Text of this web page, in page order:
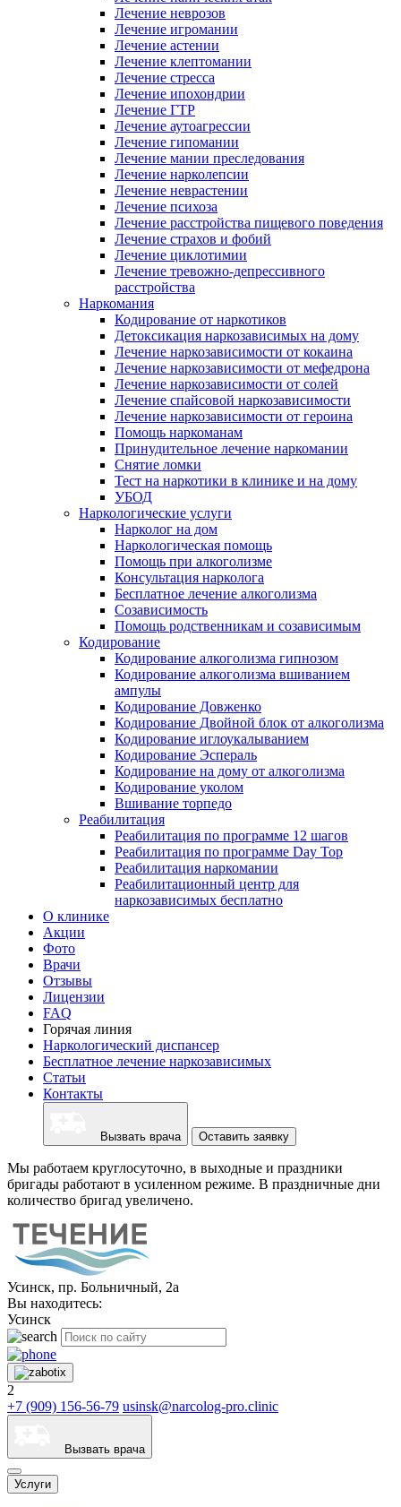
Лечение неврозов
Лечение игромании
Лечение астении
Лечение клептомании
Лечение стресса
Лечение ипохондрии
Лечение ГТР
Лечение аутоагрессии
Лечение гипомании
Лечение мании преследования
Лечение нарколепсии
Лечение неврастении
Лечение психоза
Лечение расстройства пищевого поведения
Лечение страхов и фобий
Лечение циклотимии
Лечение тревожно-депрессивного
расстройства
Наркомания
Кодирование от наркотиков
Детоксикация наркозависимых на дому
Лечение наркозависимости от кокаина
Лечение наркозависимости от мефедрона
Лечение наркозависимости от солей
Лечение спайсовой наркозависимости
Лечение наркозависимости от героина
Помощь наркоманам
Принудительное лечение наркомании
Снятие ломки
Тест на наркотики в клинике и на дому
УБОД
Наркологические услуги
Нарколог на дом
Наркологическая помощь
Помощь при алкоголизме
Консультация нарколога
Бесплатное лечение алкоголизма
Созависимость
Помощь родственникам и созависимым
Кодирование
Кодирование алкоголизма гипнозом
Кодирование алкоголизма вшиванием
ампулы
Кодирование Довженко
Кодирование Двойной блок от алкоголизма
Кодирование иглоукалыванием
Кодирование Эспераль
Кодирование на дому от алкоголизма
Кодирование уколом
Вшивание торпедо
Реабилитация
Реабилитация по программе 12 шагов
Реабилитация по программе Day Top
Реабилитация наркомании
Реабилитационный центр для
наркозависимых бесплатно
О клинике
Акции
Фото
Врачи
Отзывы
Лицензии
FAQ
Горячая линия
Наркологический диспансер
Бесплатное лечение наркозависимых
Статьи
Контакты
Вызвать врача Оставить заявку
Мы работаем круглосуточно, в выходные и праздники
бригады работают в усиленном режиме. В праздничные дни
количество бригад увеличено.
Усинск, пр. Больничный, 2а
Вы находитесь:
Усинск
2
+7 (909) 156-56-79 usinsk@narcolog-pro.clinic
Вызвать врача
Услуги